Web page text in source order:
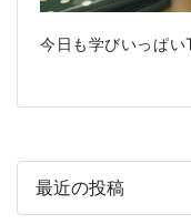
今日も学びいっぱ
最近の投稿